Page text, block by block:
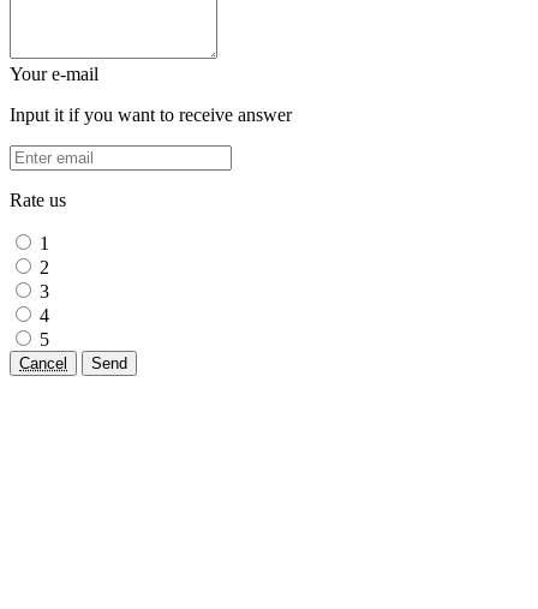
Your e-mail
Input it if you want to receive answer
Rate us
1
2
3
4
5
Cancel Send